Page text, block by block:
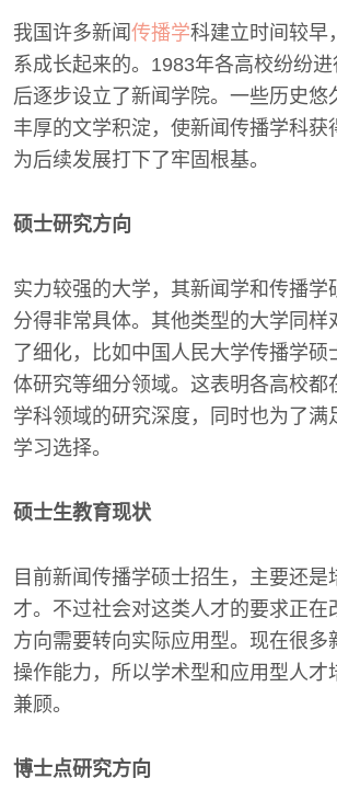
我国许多新闻 传播学科建立时间较早
系成长起来的。1983年各高校纷纷
后逐步设立了新闻学院。一些历史悠
丰厚的文学积淀，使新闻传播学科获
为后续发展打下了牢固根基。
硕士研究方向
实力较强的大学，其新闻学和传播学
分得非常具体。其他类型的大学同样
了细化，比如中国人民大学传播学硕
体研究等细分领域。这表明各高校都
学科领域的研究深度，同时也为了满
学习选择。
硕士生教育现状
目前新闻传播学硕士招生，主要还是
才。不过社会对这类人才的要求正在
方向需要转向实际应用型。现在很多
操作能力，所以学术型和应用型人才
兼顾。
博士点研究方向